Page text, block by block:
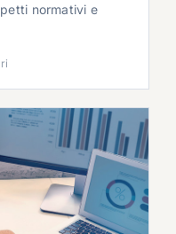
normativi e